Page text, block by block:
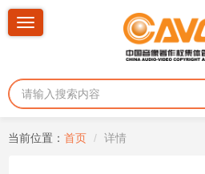
Toggle
当前位置： 首页 详情